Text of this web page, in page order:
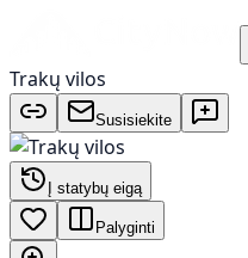
Trakų vilos
Susisiekite
Į statybų eigą
Palyginti